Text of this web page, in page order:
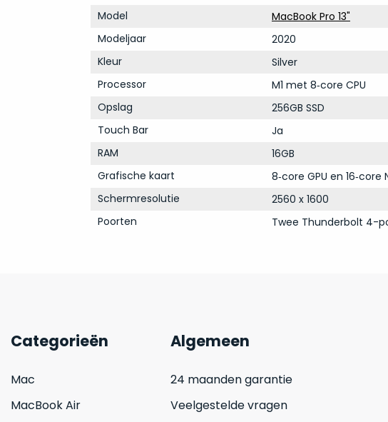
Model
MacBook Pro 13"
Modeljaar
2020
Kleur
Silver
Processor
M1 met 8‑core CPU
Opslag
256GB SSD
Touch Bar
Ja
RAM
16GB
Grafische kaart
8‑core GPU en 16‑core
Schermresolutie
2560 x 1600
Poorten
Twee Thunderbolt 4-
Categorieën
Mac
MacBook Air
Algemeen
24 maanden garantie
Veelgestelde vragen